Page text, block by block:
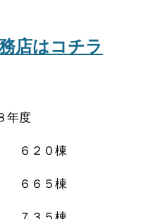
店はコチラ
年度
２０棟
５棟